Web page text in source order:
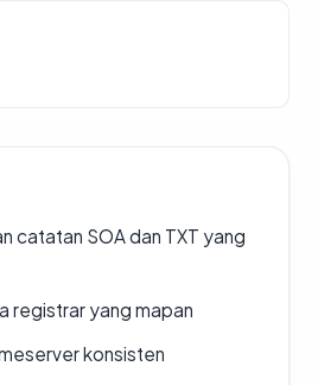
catatan SOA dan TXT yang
registrar yang mapan
konsisten